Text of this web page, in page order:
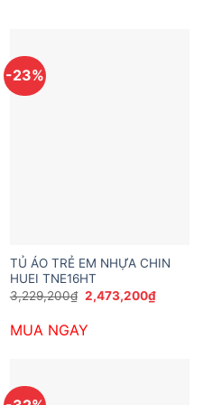
-23%
TỦ ÁO TRẺ EM NHỰA CHIN
HUEI TNE16HT
3,229,200₫ Giá
gốc
3,229,200₫.
2,473,200₫Giá
hiện
MUA NGAY